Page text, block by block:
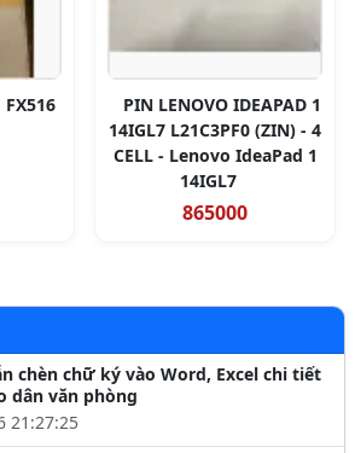
FX516
PIN LENOVO IDEAPAD 1
14IGL7 L21C3PF0 (ZIN) - 4
CELL - Lenovo IdeaPad 1
14IGL7
865000
chèn chữ ký vào Word, Excel chi tiết
dân văn phòng
21:27:25